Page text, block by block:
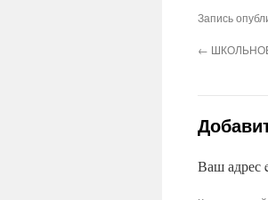
Запись
←
Ваш адрес